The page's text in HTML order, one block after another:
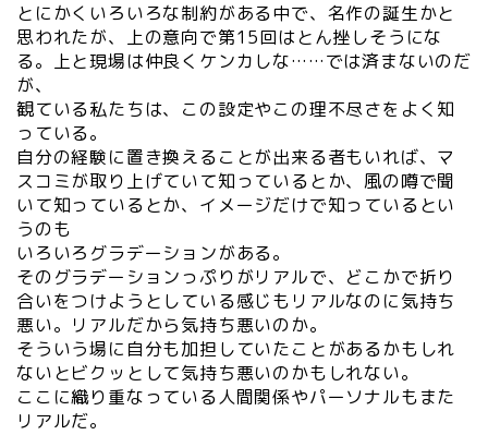
とにかくいろいろな制約がある中で、名作の誕生かと
思われたが、上の意向で第15回はとん挫しそうにな
る。上と現場は仲良くケンカしな……では済まないのだ
が、
観ている私たちは、この設定やこの理不尽さをよく知
っている。
自分の経験に置き換えることが出来る者もいれば、マ
スコミが取り上げていて知っているとか、風の噂で聞
いて知っているとか、イメージだけで知っているとい
うのも
いろいろグラデーションがある。
そのグラデーションっぷりがリアルで、どこかで折り
合いをつけようとしている感じもリアルなのに気持ち
悪い。リアルだから気持ち悪いのか。
そういう場に自分も加担していたことがあるかもしれ
ないとビクッとして気持ち悪いのかもしれない。
ここに織り重なっている人間関係やパーソナルもまた
リアルだ。